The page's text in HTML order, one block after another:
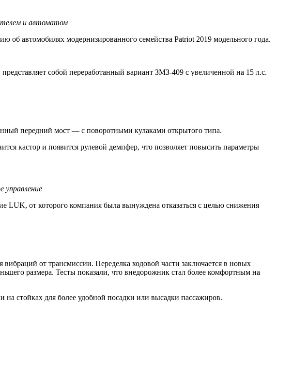
и автоматом
автомобилях модернизированного семейства Patriot 2019 модельного года.
собой переработанный вариант ЗМЗ-409 с увеличенной на 15 л.с.
передний мост — с поворотными кулаками открытого типа.
кастор и появится рулевой демпфер, что позволяет повысить параметры
управление
LUK, от которого компания была вынуждена отказаться с целью снижения
от трансмиссии. Переделка ходовой части заключается в новых
размера. Тесты показали, что внедорожник стал более комфортным на
стойках для более удобной посадки или высадки пассажиров.